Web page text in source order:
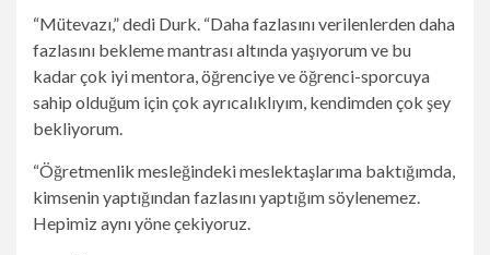
“Mütevazı,” dedi Durk. “Daha fazlasını verilenlerden daha
fazlasını bekleme mantrası altında yaşıyorum ve bu
kadar çok iyi mentora, öğrenciye ve öğrenci-sporcuya
sahip olduğum için çok ayrıcalıklıyım, kendimden çok şey
bekliyorum.
“Öğretmenlik mesleğindeki meslektaşlarıma baktığımda,
kimsenin yaptığından fazlasını yaptığım söylenemez.
Hepimiz aynı yöne çekiyoruz.